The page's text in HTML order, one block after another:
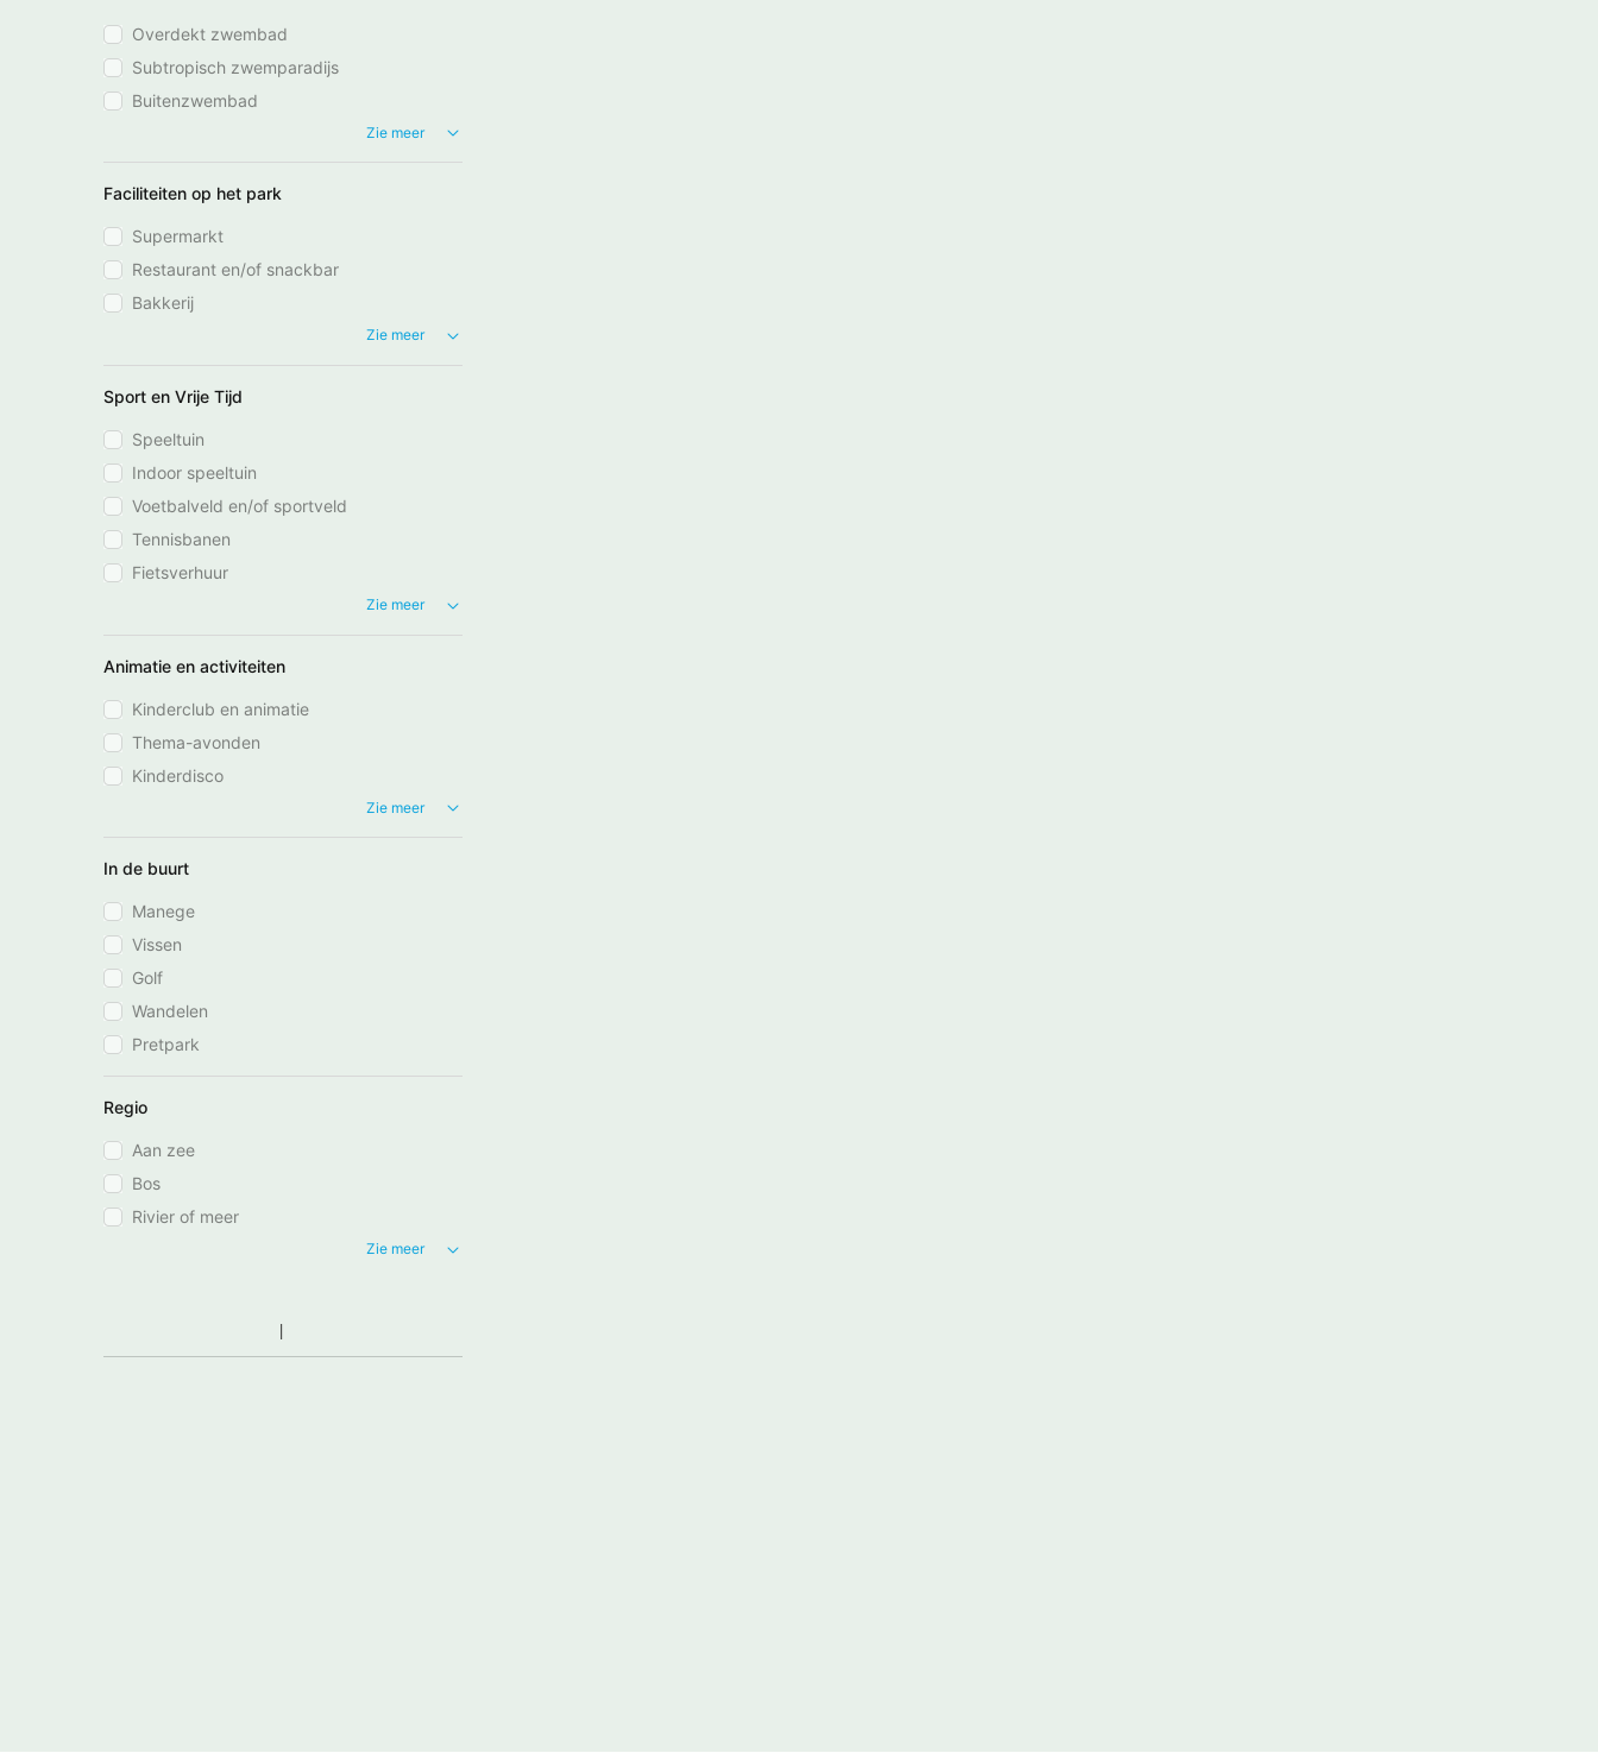
Overdekt zwembad
Subtropisch zwemparadijs
Buitenzwembad
Zie meer
Faciliteiten op het park
Supermarkt
Restaurant en/of snackbar
Bakkerij
Zie meer
Sport en Vrije Tijd
Speeltuin
Indoor speeltuin
Voetbalveld en/of sportveld
Tennisbanen
Fietsverhuur
Zie meer
Animatie en activiteiten
Kinderclub en animatie
Thema-avonden
Kinderdisco
Zie meer
In de buurt
Manege
Vissen
Golf
Wandelen
Pretpark
Regio
Aan zee
Bos
Rivier of meer
Zie meer